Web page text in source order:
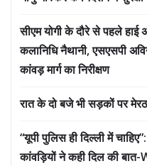
सीएम योगी के दौरे से पहले हाई
कलानिधि नैथानी, एसएसपी
कांवड़ मार्ग का निरीक्षण
रात के दो बजे भी सड़कों पर
“यूपी पुलिस ही दिल्ली में
कांवड़ियों ने कही दिल की